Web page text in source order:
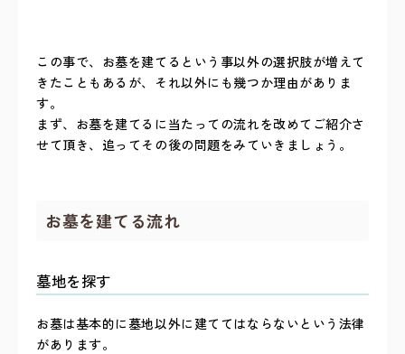
この事で、お墓を建てるという事以外の選択肢が増えて
きたこともあるが、それ以外にも幾つか理由がありま
す。
まず、お墓を建てるに当たっての流れを改めてご紹介さ
せて頂き、追ってその後の問題をみていきましょう。
お墓を建てる流れ
墓地を探す
お墓は基本的に墓地以外に建ててはならないという法律
があります。